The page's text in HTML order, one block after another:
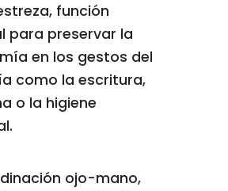
función
para preservar la
en los gestos del
como la escritura,
o la higiene
ojo-mano,